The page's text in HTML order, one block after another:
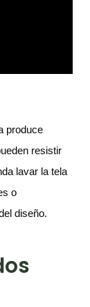
produce
resistir
lavar la tela
o
diseño.